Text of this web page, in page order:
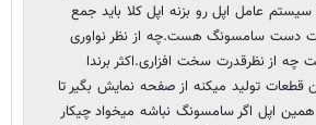
عامل اپل رو بزنه اپل کلا باید جمع
دست سامسونگ هست.چه از نظر نواوری
از نظرقدرت سخت افزاری.اکثر برندا
تولید میکنه از صفحه نمایش بگیر تا
اپل اگر سامسونگ نباشه میخواد چیکار